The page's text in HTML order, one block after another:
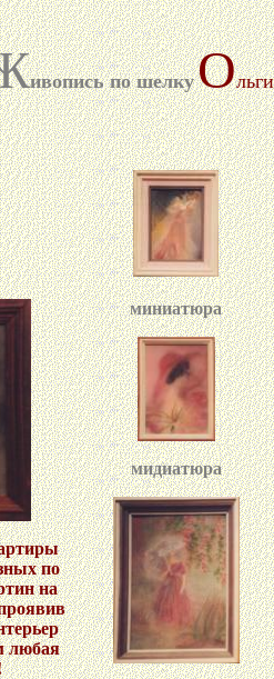
ивопись по шелкуОльги
по
на
любая
миниатюра
мидиатюра